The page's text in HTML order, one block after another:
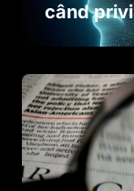
când
Studiul